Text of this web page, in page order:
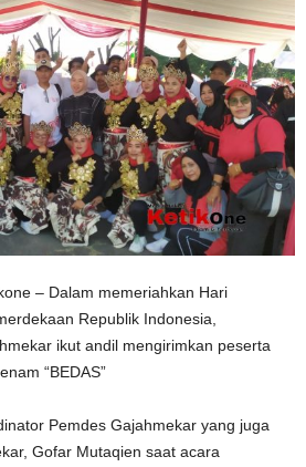
– Dalam memeriahkan Hari
Republik Indonesia,
ikut andil mengirimkan peserta
“BEDAS”
Pemdes Gajahmekar yang juga
Gofar Mutaqien saat acara